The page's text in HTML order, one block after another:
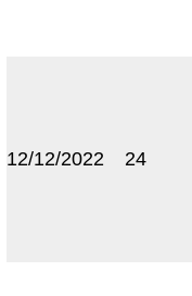
12/12/2022 24